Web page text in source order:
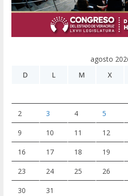
agosto
D
L M X
2 3 4 5
9 10 11 12
16 17 18 19
23 24 25 26
30 31